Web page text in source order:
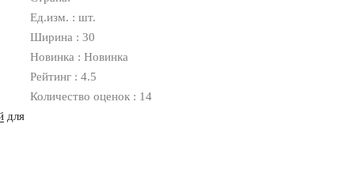
для
Ед.изм. : шт.
Ширина : 30
Новинка : Новинка
Рейтинг : 4.5
Количество оценок : 14